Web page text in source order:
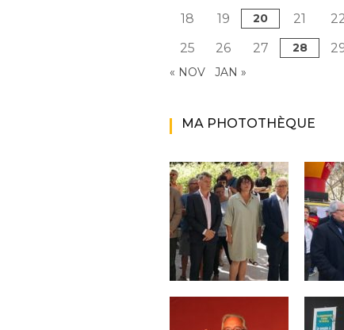
18
19 20 21
25
26 27 28
« NOV JAN »
MA PHOTOTHÈQUE